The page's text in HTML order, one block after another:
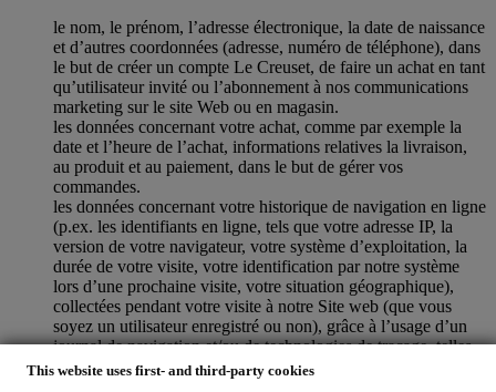
This website uses first- and third-party cookies
le nom, le prénom, l’adresse électronique, la date de naissance
et d’autres coordonnées (adresse, numéro de téléphone), dans
le but de créer un compte Le Creuset, de faire un achat en tant
qu’utilisateur invité ou l’abonnement à nos communications
marketing sur le site Web ou en magasin.
les données concernant votre achat, comme par exemple la
date et l’heure de l’achat, informations relatives la livraison,
au produit et au paiement, dans le but de gérer vos
commandes.
les données concernant votre historique de navigation en ligne
(p.ex. les identifiants en ligne, tels que votre adresse IP, la
version de votre navigateur, votre système d’exploitation, la
durée de votre visite, votre identification par notre système
lors d’une prochaine visite, votre situation géographique),
collectées pendant votre visite à notre Site web (que vous
soyez un utilisateur enregistré ou non), grâce à l’usage d’un
journal de navigation et/ou de technologies de traçage, telles
que les “cookies” (pour les informations sur la collecte de